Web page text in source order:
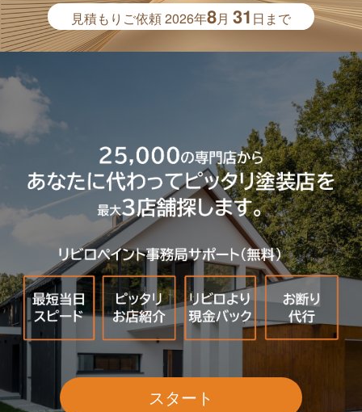
見積もりご依頼2026年8月31 日まで
スタート